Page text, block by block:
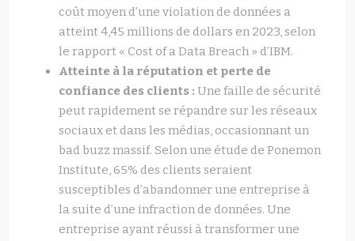
coût moyen d’une violation de données a
atteint 4,45 millions de dollars en 2023, selon
le rapport « Cost of a Data Breach » d’IBM.
Atteinte à la réputation et perte de
confiance des clients : Une faille de sécurité
peut rapidement se répandre sur les réseaux
sociaux et dans les médias, occasionnant un
bad buzz massif. Selon une étude de Ponemon
Institute, 65% des clients seraient
susceptibles d’abandonner une entreprise à
la suite d’une infraction de données. Une
entreprise ayant réussi à transformer une